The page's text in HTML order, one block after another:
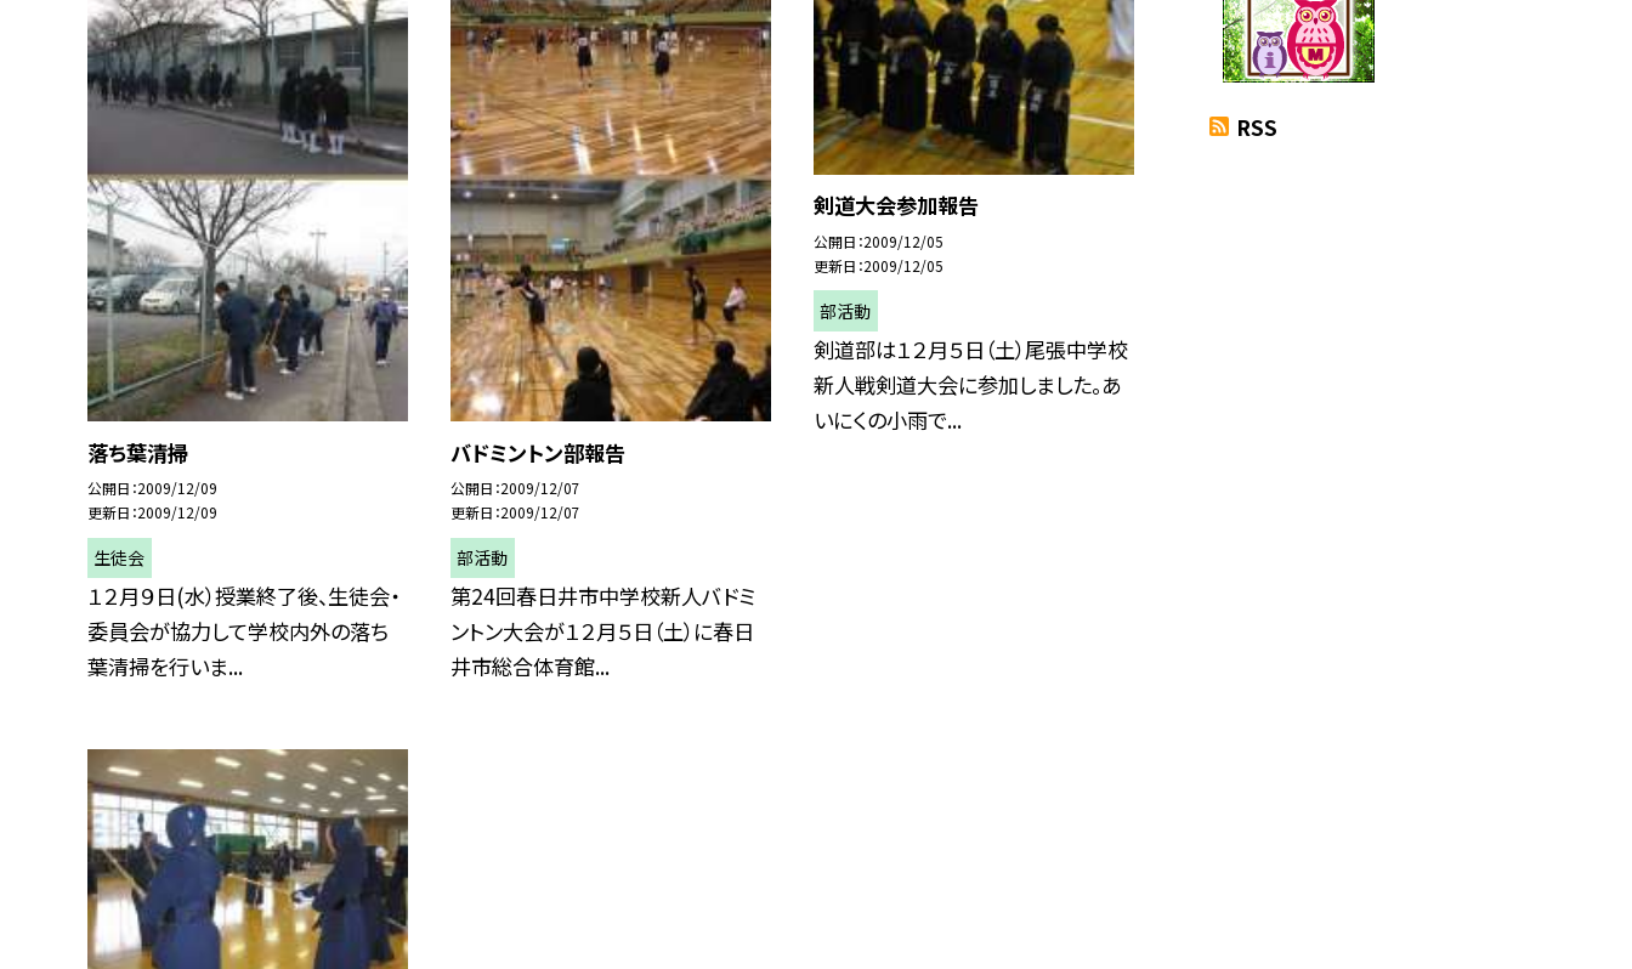
落ち葉清掃
公開日 2009/12/09
更新日 2009/12/09
生徒会
１２月９日(水）授業終了後、生徒会・
委員会が協力して学校内外の落ち
葉清掃を行いま...
バドミントン部報告
公開日 2009/12/07
更新日 2009/12/07
部活動
第24回春日井市中学校新人バドミ
ントン大会が１２月５日（土）に春日
井市総合体育館...
剣道大会参加報告
公開日 2009/12/05
更新日 2009/12/05
部活動
剣道部は１２月５日（土）尾張中学校
新人戦剣道大会に参加しました。あ
いにくの小雨で...
RSS